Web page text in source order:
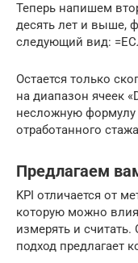
Теперь напишем
десять лет и выше,
следующий вид:
Остается только
на диапазон ячеек
несложную формулу
отработанного
Предлагаем
KPI отличается от
которую можно
измерять и
подход предлагает